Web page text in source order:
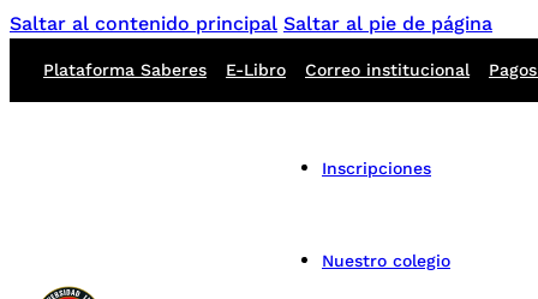
Saltar al contenido principal Saltar al pie de página
Plataforma Saberes E-Libro Correo institucional
Inscripciones
Nuestro colegio